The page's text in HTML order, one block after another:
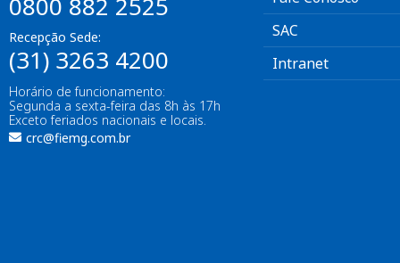
Recepção Sede:
(31) 3263 4200
Horário de funcionamento:
Segunda a sexta-feira das 8h às 17h
Exceto feriados nacionais e locais.
crc@fiemg.com.br
SAC
Intranet